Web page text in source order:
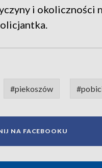
i okoliczności
#piekoszów
NA FACEBOOKU